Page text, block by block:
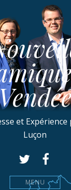
et
Luçon
MENU